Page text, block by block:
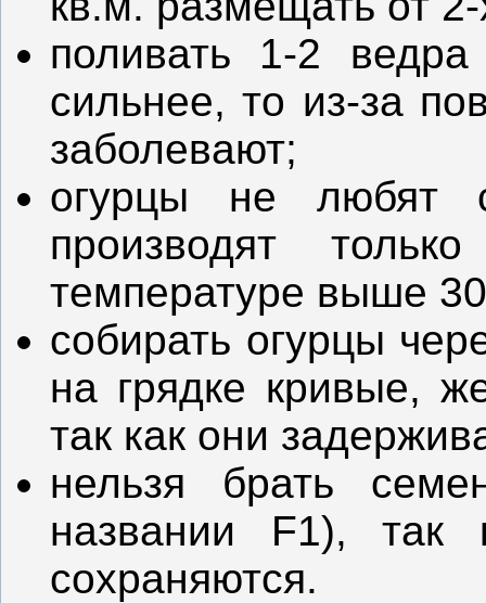
поливать 1-2
сильнее, то из-за
заболевают;
огурцы не любят
производят
температуре выше
собирать огурцы
на грядке кривые,
так как они
нельзя брать
названии F1), так
сохраняются.